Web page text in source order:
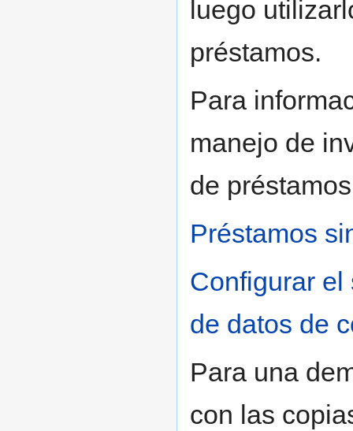
luego
préstamos.
Para
manejo de
de
Préstamos
Configurar el
de datos de
Para una
con las